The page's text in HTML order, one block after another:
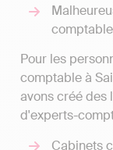
Pour les
comptable à
avons créé des
d'experts-
Cabinets